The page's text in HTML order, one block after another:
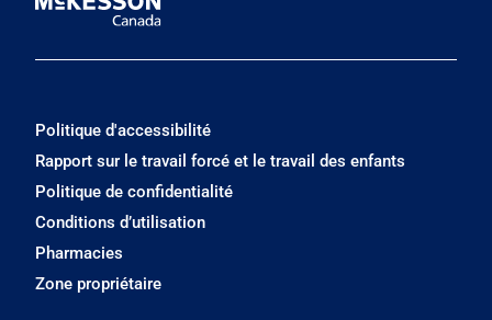
Politique d'accessibilité
Rapport sur le travail forcé et le travail des enfants
Politique de confidentialité
Conditions d’utilisation
Pharmacies
Zone propriétaire